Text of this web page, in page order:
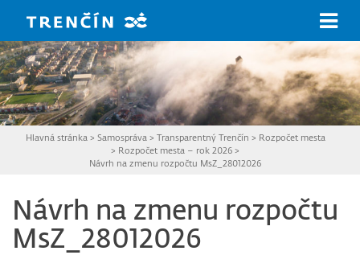
Hlavná stránka > Samospráva > Transparentný Trenčín > Rozpočet mesta
> Rozpočet mesta – rok 2026 >
Návrh na zmenu rozpočtu MsZ_28012026
Návrh na zmenu rozpočtu
MsZ_28012026